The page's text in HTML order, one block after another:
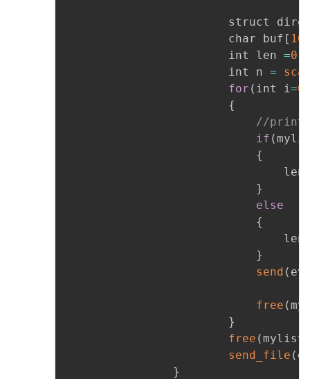
struct
						char buf
[
						int len
=0
						int n
=
for ( int i=0
{
//
if (
{
}
else
{
}
send ( ev
free (
}
free ( mylist
send_file (
}